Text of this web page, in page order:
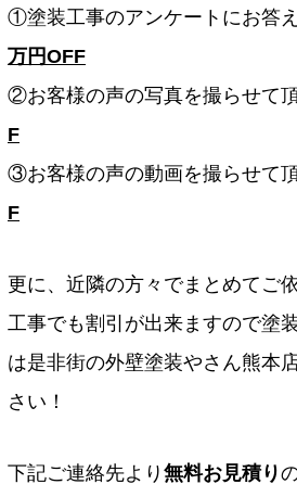
①塗装工事のアンケートにお答
万円OFF
②お客様の声の写真を撮らせて
F
③お客様の声の動画を撮らせて
F
更に、近隣の方々でまとめてご
工事でも割引が出来ますので塗
は是非街の外壁塗装やさん熊本
さい！
下記ご連絡先より 無料お見積り